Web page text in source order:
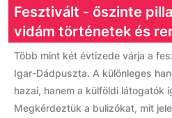
Fesztivált - őszinte
vidám történetek és
Több mint két évtizede várja a
Igar-Dádpuszta. A különleges
hazai, hanem a külföldi látogatók
Megkérdeztük a bulizókat, mit